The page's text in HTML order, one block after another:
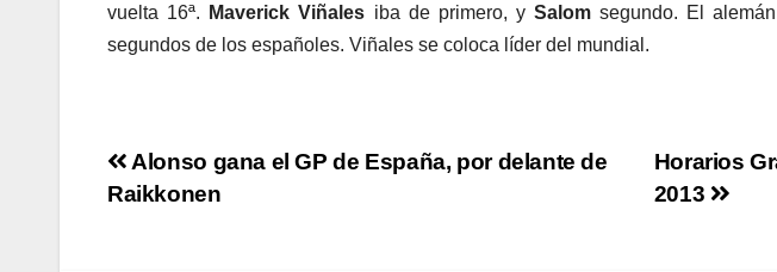
vuelta 16ª.
Maverick Viñales iba de primero, ySalomsegundo. El
segundos de los españoles. Viñales se coloca líder del mundial.
Navegación
Horarios
2013
Alonso gana el GP de España, por delante de
Raikkonen